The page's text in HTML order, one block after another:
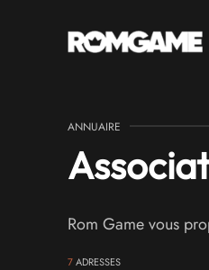
ANNUAIRE
Rom Game vous
7ADRESSES